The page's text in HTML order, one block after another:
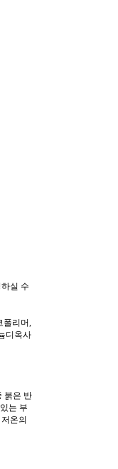
실 수
폴리머,
디옥사
붉은 반
는 부
온의